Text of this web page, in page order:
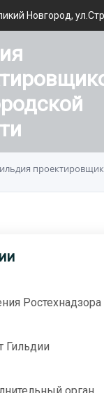
Новгород,
Ростехнадзора
Гильдии